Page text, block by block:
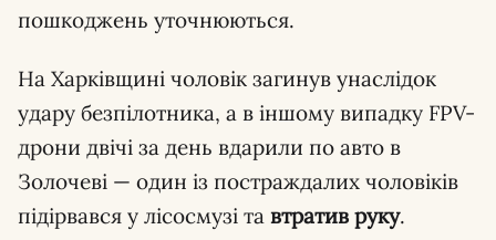
пошкоджень уточнюються.
На Харківщині чоловік загинув унаслідок
удару безпілотника, а в іншому випадку FPV-
дрони двічі за день вдарили по авто в
Золочеві — один із постраждалих чоловіків
підірвався у лісосмузі та втратив руку.